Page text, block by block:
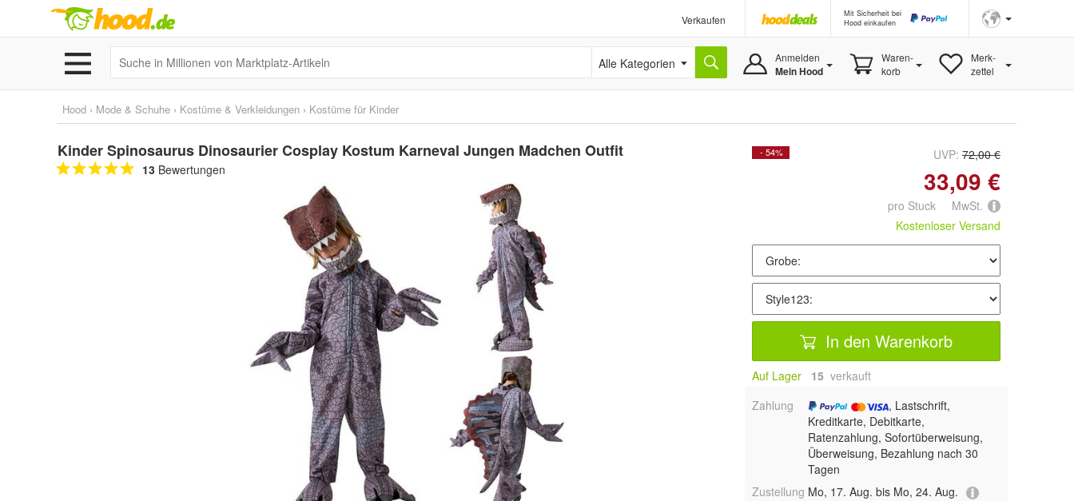
Verkaufen
Mit Sicherheit bei
Hood einkaufen
Alle Kategorien Anmelden
Mein Hood
Waren-
korb
Merk-
zettel
Hood › Mode & Schuhe › Kostüme & Verkleidungen › Kostüme für Kinder
Kinder Spinosaurus Dinosaurier Cosplay Kostum Karneval Jungen Madchen Outfit
13 Bewertungen
- 54% UVP: 72,00 €
33,09 €
pro Stuck MwSt.
Kostenloser Versand
In den Warenkorb
Auf Lager 15 verkauft
Zahlung
, Lastschrift,
Kreditkarte, Debitkarte,
Ratenzahlung, Sofortüberweisung,
Überweisung, Bezahlung nach 30
Tagen
Zustellung Mo, 17. Aug. bis Mo, 24. Aug.